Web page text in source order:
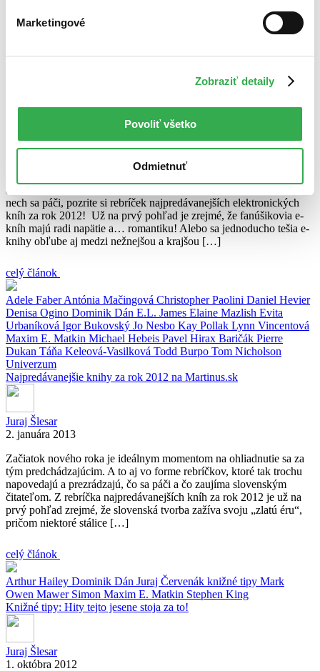
Marketingové
Zobraziť detaily
Povoliť všetko
Odmietnuť
celý článok
FrancisGaelen FoleyJ.R.R. TolkienJana BenkováJo Nesbo
Vita Jamborová
Juraj Šlesar
4. januára 2013
ani na prívržencov kníh, ktoré nezaberajú žiadne (fyzické) miesto –
nech sa páči, pozrite si rebríček najpredávanejších elektronických
kníh za rok 2012! Už na prvý pohľad je zrejmé, že fanúšikovia e-
kníh majú radi napätie a… romantiku! Alebo sa jednoducho tešia e-
knihy obľube aj medzi nežnejšou a krajšou […]
celý článok
Adele FaberAntónia Mačingová Christopher Paolini Daniel Hevier
Denisa Ogino Dominik Dán E.L. James Elaine Mazlish Evita
Urbaníková Igor Bukovský Jo Nesbo Kay Pollak Lynn Vincentová
Maxim E. Matkin Michael Hebeis Pavel Hirax Baričák Pierre
Dukan Táňa Keleová-Vasilková Todd Burpo Tom Nicholson
Univerzum
Najpredávanejšie knihy za rok 2012 na Martinus.sk
Juraj Šlesar
2. januára 2013
Začiatok nového roka je ideálnym momentom na ohliadnutie sa za
tým predchádzajúcim. A to aj vo forme rebríčkov, ktoré tak trochu
napovedajú a prezrádzajú, čo sa páči a čo zaujíma slovenským
čitateľom. Z rebríčka najpredávanejších kníh za rok 2012 je už na
prvý pohľad zrejmé, že slovenská tvorba zažíva svoju „zlatú éru“,
pričom niektoré stálice […]
celý článok
Arthur Hailey Dominik Dán Juraj Červenák knižné tipy Mark
Owen Mawer Simon Maxim E. Matkin Stephen King
Knižné tipy: Hity tejto jesene stoja za to!
Juraj Šlesar
1. októbra 2012